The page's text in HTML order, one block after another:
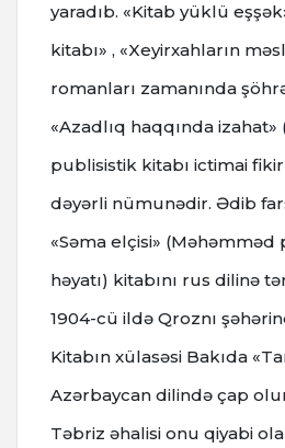
yaradıb. «Kitab yüklü
kitabı» , «Xeyirxahların
romanları zamanında
«Azadlıq haqqında izahat»
publisistik kitabı ictimai
dəyərli nümunədir. Ədib
«Səma elçisi»
həyatı) kitabını rus dilinə
1904-cü ildə Qroznı
Kitabın xülasəsi Bakıda
Azərbaycan dilində çap
Təbriz əhalisi onu qiyabi